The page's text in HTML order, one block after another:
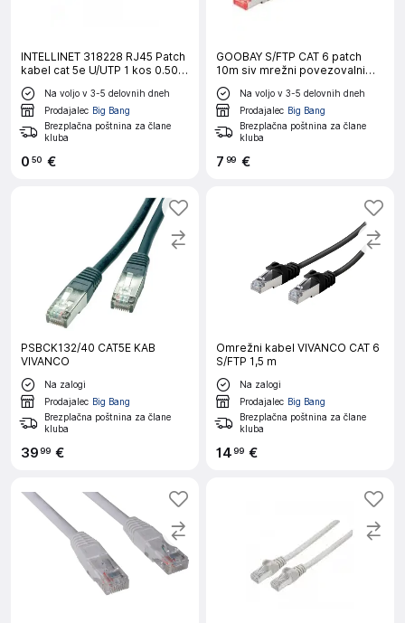
INTELLINET 318228 RJ45 Patch
kabel cat 5e U/UTP 1 kos 0.50
m omrežni kabel siv
Na voljo v 3-5 delovnih dneh
Prodajalec Big Bang
Brezplačna poštnina za člane
kluba
0 50 €
GOOBAY S/FTP CAT 6 patch
10m siv mrežni povezovalni
kabel
Na voljo v 3-5 delovnih dneh
Prodajalec Big Bang
Brezplačna poštnina za člane
kluba
7 99 €
PSBCK132/40 CAT5E KAB
VIVANCO
Na zalogi
Prodajalec Big Bang
Brezplačna poštnina za člane
kluba
3999 €
Omrežni kabel VIVANCO CAT 6
S/FTP 1,5 m
Na zalogi
Prodajalec Big Bang
Brezplačna poštnina za člane
kluba
1499 €